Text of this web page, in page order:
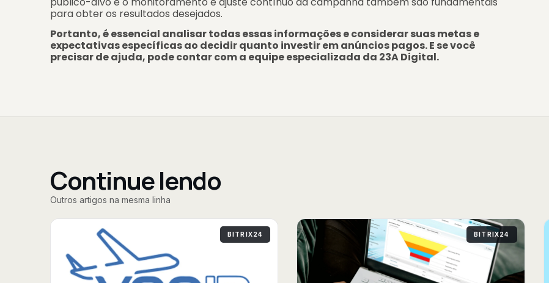
para obter os resultados desejados.
Portanto, é essencial analisar todas essas informações e considerar suas metas e
expectativas específicas ao decidir quanto investir em anúncios pagos. E se você
precisar de ajuda, pode contar com a equipe especializada da 23A Digital.
Continue lendo
Outros artigos na mesma linha
BITRIX24 BITRIX24